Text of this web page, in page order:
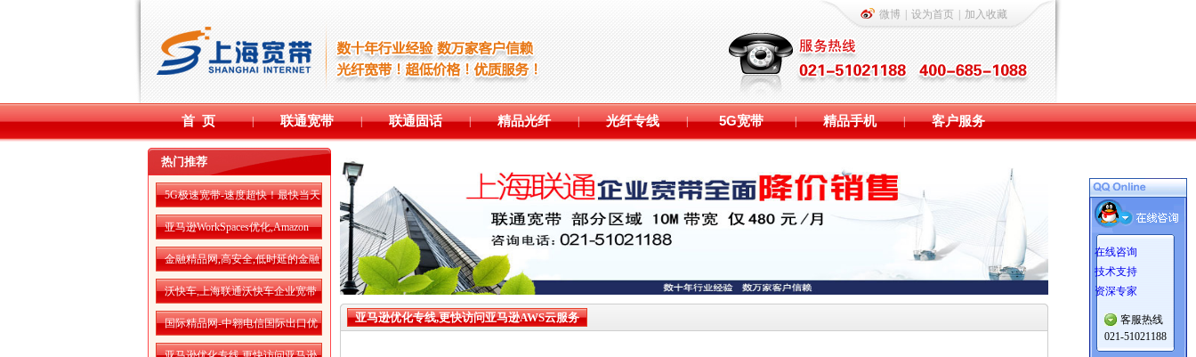
微博 设为首页 加入收藏
首 页 | 联通宽带 | 联通固话 | 精品光纤 | 光纤专线 | 5G宽带 | 精品手机 | 客户服务
热门推荐
5G极速宽带-速度超快！最快当天
开通！
亚马逊WorkSpaces优化,Amazon
WorkSpaces运行更流畅
金融精品网,高安全,低时延的金融
精品网
沃快车,上海联通沃快车企业宽带
国际精品网-中翱电信国际出口优
化专线
亚马逊优化专线,更快访问亚马逊AWS云服务
在线咨询
技术支持
资深专家
客服热线
021-51021188